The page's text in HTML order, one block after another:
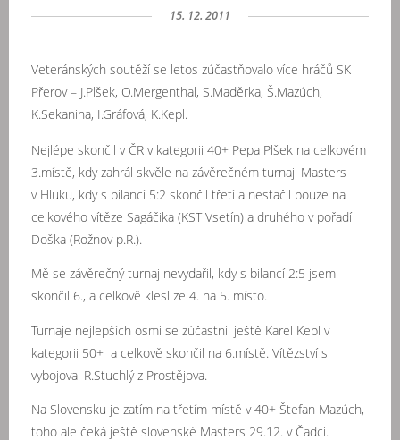
15. 12. 2011
Veteránských soutěží se letos zúčastňovalo více hráčů SK
Přerov – J.Plšek, O.Mergenthal, S.Maděrka, Š.Mazúch,
K.Sekanina, I.Gráfová, K.Kepl.
Nejlépe skončil v ČR v kategorii 40+ Pepa Plšek na celkovém
3.místě, kdy zahrál skvěle na závěrečném turnaji Masters
v Hluku, kdy s bilancí 5:2 skončil třetí a nestačil pouze na
celkového vítěze Sagáčika (KST Vsetín) a druhého v pořadí
Doška (Rožnov p.R.).
Mě se závěrečný turnaj nevydařil, kdy s bilancí 2:5 jsem
skončil 6., a celkově klesl ze 4. na 5. místo.
Turnaje nejlepších osmi se zúčastnil ještě Karel Kepl v
kategorii 50+ a celkově skončil na 6.místě. Vítězství si
vybojoval R.Stuchlý z Prostějova.
Na Slovensku je zatím na třetím místě v 40+ Štefan Mazúch,
toho ale čeká ještě slovenské Masters 29.12. v Čadci.